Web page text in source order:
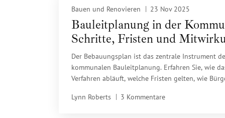
Bauen und Renovieren 23 Nov 2025
Bauleitplanung in der
Schritte, Fristen und
im Bebauungsplanverfahren
Der Bebauungsplan ist das zentrale Instrument
kommunalen Bauleitplanung. Erfahren Sie, wie
Verfahren abläuft, welche Fristen gelten, wie
dauern - mit aktuellen Zahlen und
Lynn Roberts 3 Kommentare